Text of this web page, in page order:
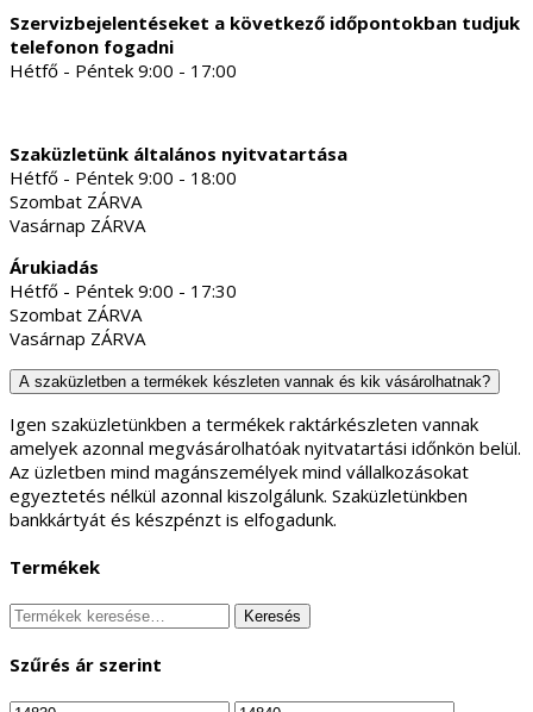
Szervizbejelentéseket a következő időpontokban tudjuk
telefonon fogadni
Hétfő - Péntek 9:00 - 17:00
Szaküzletünk általános nyitvatartása
Hétfő - Péntek 9:00 - 18:00
Szombat ZÁRVA
Vasárnap ZÁRVA
Árukiadás
Hétfő - Péntek 9:00 - 17:30
Szombat ZÁRVA
Vasárnap ZÁRVA
A szaküzletben a termékek készleten vannak és kik vásárolhatnak?
Igen szaküzletünkben a termékek raktárkészleten vannak
amelyek azonnal megvásárolhatóak nyitvatartási időnkön belül.
Az üzletben mind magánszemélyek mind vállalkozásokat
egyeztetés nélkül azonnal kiszolgálunk. Szaküzletünkben
bankkártyát és készpénzt is elfogadunk.
Termékek
Keresés
következőre:
Keresés
Szűrés ár szerint